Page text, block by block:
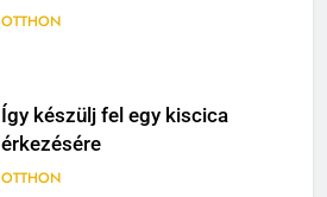
leggyakoribb okok
OTTHON
Így készülj fel egy kiscica
érkezésére
OTTHON